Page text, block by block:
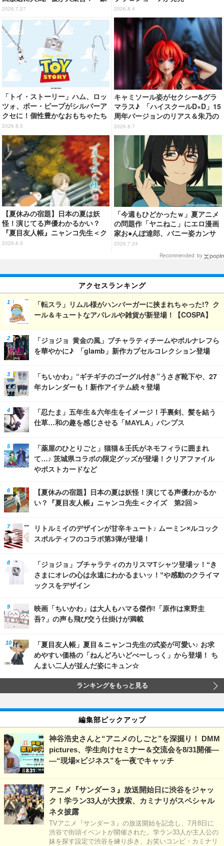
華すぎる」花江夏樹＆鬼頭明里＆
関智一＆高山みなみら出演
2026.7.27 2026.8.4
「トイ・ストーリー」ハム、ロッ
ツォ、ボー・ピープがシルバーア
クセに！個性豊かなおもちゃたち
をオシャレに身につけよう♪
2026.8.5
キャミソール姿がセクシー&グラ
マラス♪ 「ハイスクールD×D」15
周年バージョンのリアス＆朱乃の
フィギュアがリニューアルパッケ
ージで登場！
2026.8.7
【夏休みの宿題】日本の夏は妖
怪！演じてる声優わかるかい？
『夏目友人帳』ニャンコ先生＜ク
イズ 第2回＞
2026.8.9
「今週もひどかったｗ」夏アニメ
の問題作「ヤニねこ」にエロ漫画
家お●んぽ達郎、バニー姿カンサ
イねこ登場にゃ！ 第4話の衝撃ラ
ストに「ヤバいをどんどん更新し
2026.7.24
Recommended by
アクセスランキング
「転スラ」リムル様がハンバーガーに挟まれちゃった!? ク
ール＆キュートなアパレルや雑貨が新登場！【COSPA】
「ジョジョ 黄金の風」ブチャラティチームやポルナレフら
を華やかに♪ 「glamb」新作カプセルコレクション登場
「ちいかわ」“ギチギチのゴーグル付き”うさぎ靴下や、27
年カレンダーも！新作アイテム続々登場
「忍たま」五年生＆六年生をイメージ！手裏剣、髪を結う
仕草…和の趣を感じさせる「MAYLA」パンプス
「薬屋のひとりごと」猫猫＆壬氏がネモフィラに囲まれ
て…♪ 茨城県コラボの限定グッズが登場！クリアファイル
やポストカードなど
【夏休みの宿題】日本の夏は妖怪！演じてる声優わかるか
い？『夏目友人帳』ニャンコ先生＜クイズ 第2回＞
リトルミイのデザインが甘辛キュート♪ ムーミン×ルコック
スポルティフのコラボ第3弾が登場！
「ジョジョ」ブチャラティのカリスマTシャツ登場ッ！“き
さまにオレの心は永遠にわかるまいッ！”や感動のクライマ
ックスをデザイン
映画「ちいかわ」は大人もハマる傑作!「原作は東野圭
吾?」の声も飛び交う仕掛けが満載
「夏目友人帳」夏目＆ニャンコ先生の式姿が可愛い♪ お求
めやすい価格の「ねんどろいどべーしっく」から登場！ ち
んまい二人が並んだ姿にキュン☆
ランキングをもっと見る
編集部ピックアップ
神谷浩史さんと“アニメのしごと”を深掘り！ DMM
pictures、学生向けセミナー＆交流会を8/31開催―
―“現場×ビジネス”を一夜でキャッチ
アニメ『サンダー３』放送開始日に渋谷をジャッ
ク！学ラン33人が大捜索、カミナリがスペシャル
ネタ披露
TVアニメ『サンダー３』の放送開始を記念し、7月8日に
渋谷で街頭イベントが開催された。学ラン33人が主人公の
妹を探す設定で渋谷を練り歩き、お笑いコンビ・カミナリ